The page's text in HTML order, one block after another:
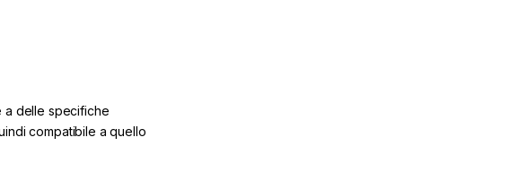
a delle specifiche
compatibile a quello